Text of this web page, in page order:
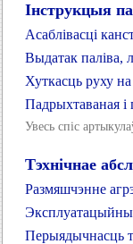
Інструкцыя
Асаблівасці
Выдатак паліва,
Хуткасць руху
Падрыхтаваная і
Увесь спіс
Тэхнічнае
Размяшчэнне
Перыядычнасць